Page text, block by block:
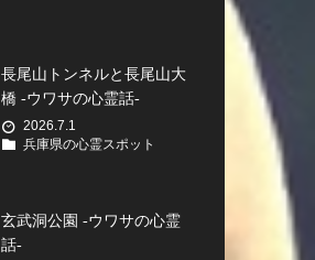
長尾山トンネルと長尾山大
橋 -ウワサの心霊話-
2026.7.1
兵庫県の心霊スポット
玄武洞公園 -ウワサの心霊
話-